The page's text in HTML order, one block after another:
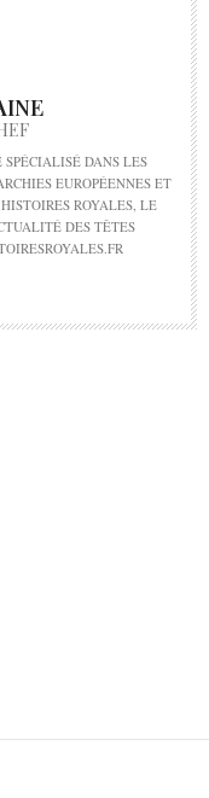
DANS LES
EUROPÉENNES ET
ROYALES, LE
DES TÊTES